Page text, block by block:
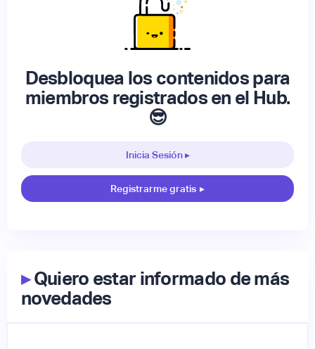
Desbloquea los contenidos para
miembros registrados en el Hub.
😎
Inicia Sesión ▸
Registrarme gratis ▸
▸Quiero estar informado de más
novedades